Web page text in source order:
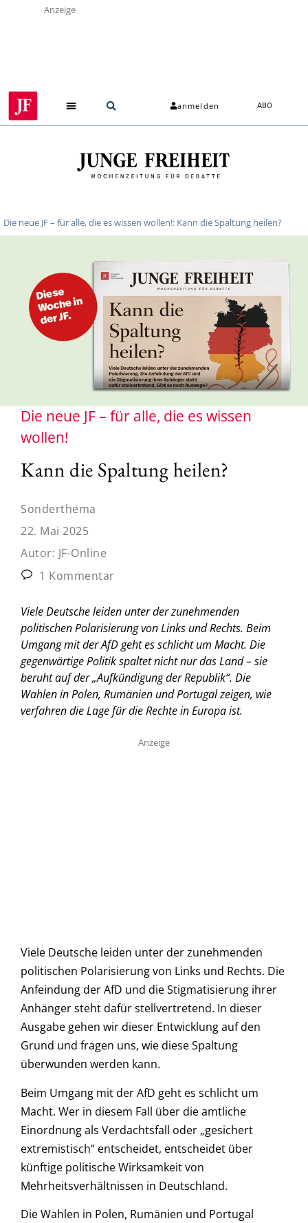
Anzeige
anmelden ABO
Die neue JF – für alle, die es wissen wollen!: Kann die Spaltung heilen?
Die neue JF – für alle, die es wissen
wollen!
Kann die Spaltung heilen?
Sonderthema
22. Mai 2025
Autor: JF-Online
1 Kommentar
Viele Deutsche leiden unter der zunehmenden
politischen Polarisierung von Links und Rechts. Beim
Umgang mit der AfD geht es schlicht um Macht. Die
gegenwärtige Politik spaltet nicht nur das Land – sie
beruht auf der „Aufkündigung der Republik“. Die
Wahlen in Polen, Rumänien und Portugal zeigen, wie
verfahren die Lage für die Rechte in Europa ist.
Anzeige
Viele Deutsche leiden unter der zunehmenden
politischen Polarisierung von Links und Rechts. Die
Anfeindung der AfD und die Stigmatisierung ihrer
Anhänger steht dafür stellvertretend. In dieser
Ausgabe gehen wir dieser Entwicklung auf den
Grund und fragen uns, wie diese Spaltung
überwunden werden kann.
Beim Umgang mit der AfD geht es schlicht um
Macht. Wer in diesem Fall über die amtliche
Einordnung als Verdachtsfall oder „gesichert
extremistisch“ entscheidet, entscheidet über
künftige politische Wirksamkeit von
Mehrheitsverhältnissen in Deutschland.
Die Wahlen in Polen, Rumänien und Portugal